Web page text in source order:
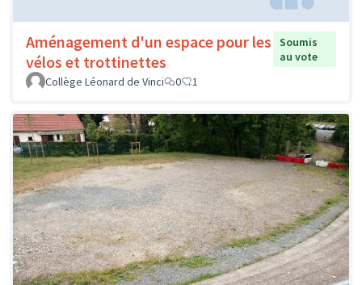
Aménagement d'un espace pour les
vélos et trottinettes
Soumis
au vote
Collège Léonard de Vinci
0 1